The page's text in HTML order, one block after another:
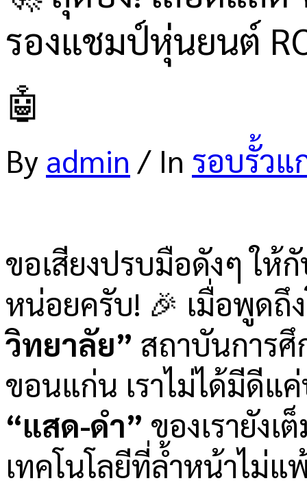
รองแชมป์หุ่นยนต์
🤖
By admin / In รอบรั้ว
ขอเสียงปรบมือดังๆ ให้
หน่อยครับ! 🎉 เมื่อพูดถึง
วิทยาลัย” สถาบันการศึ
ขอนแก่น เราไม่ได้มีดีแ
“แสด-ดำ” ของเรายัง
เทคโนโลยีที่ล้ำหน้าไม่แ